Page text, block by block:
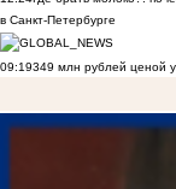
в Санкт-Петербурге
09:19349 млн рублей ценой